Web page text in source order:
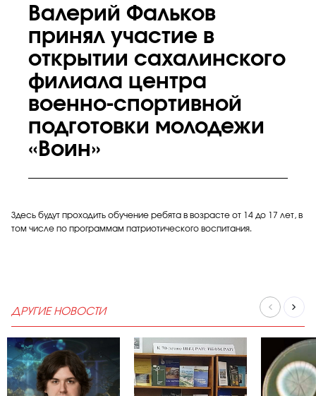
Валерий Фальков
принял участие в
открытии сахалинского
филиала центра
военно-спортивной
подготовки молодежи
«Воин»
Здесь будут проходить обучение ребята в возрасте от 14 до 17 лет, в
том числе по программам патриотического воспитания.
ДРУГИЕ НОВОСТИ